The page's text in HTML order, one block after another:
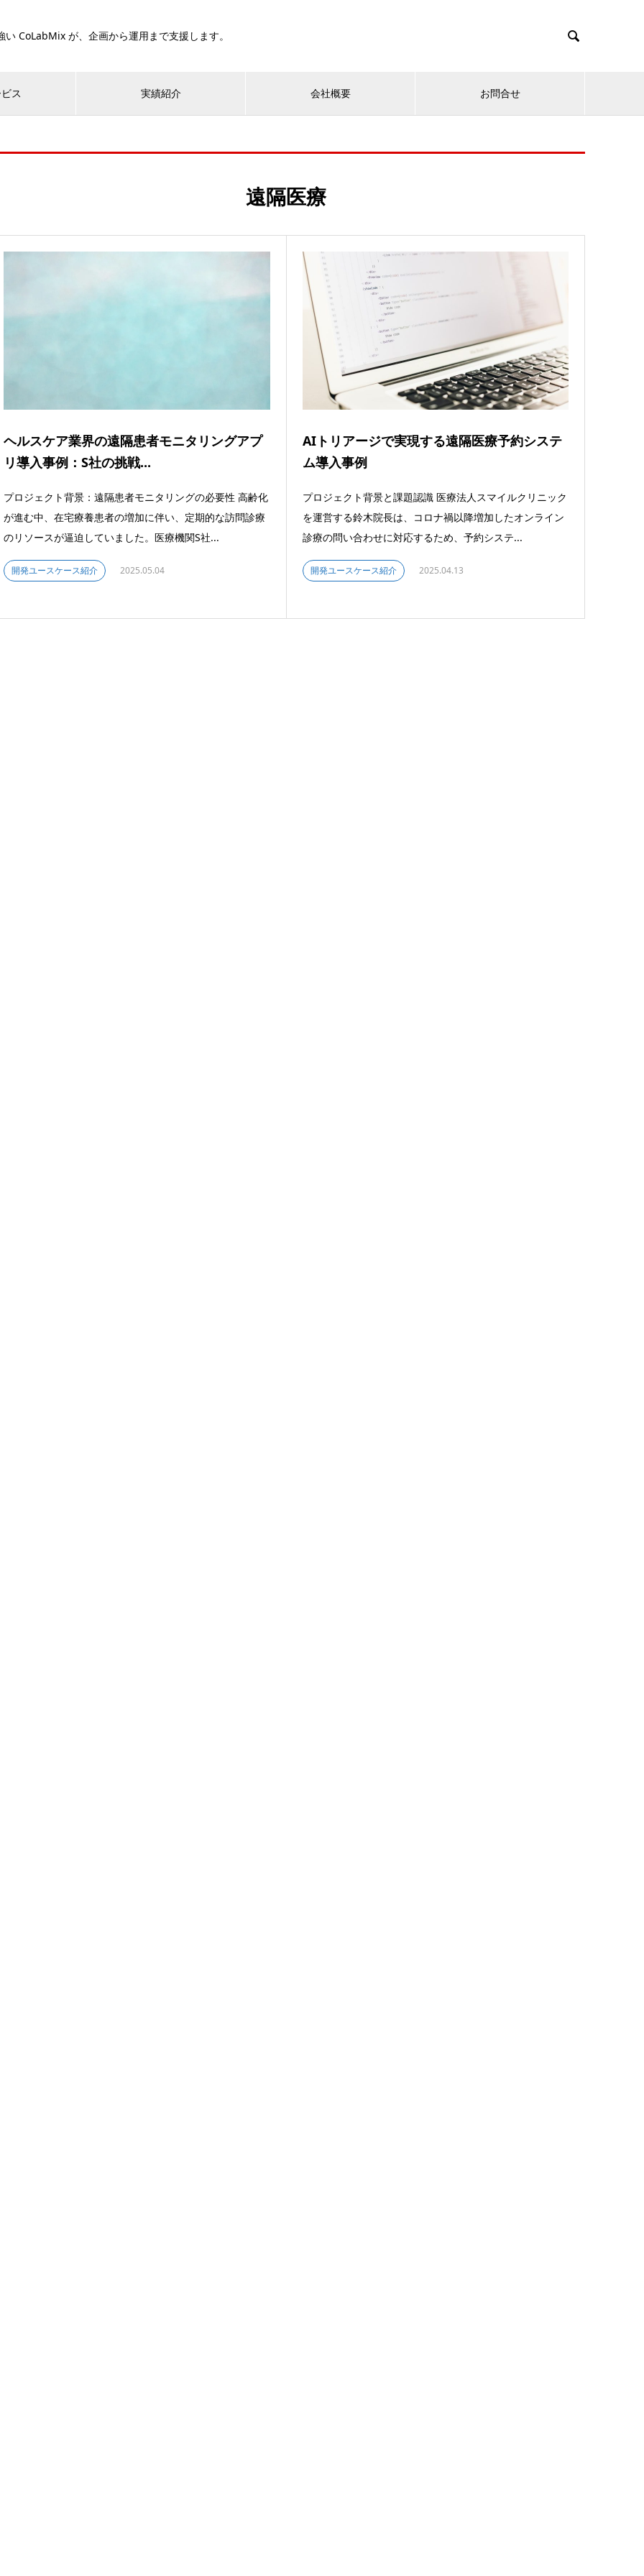
い CoLabMix が、企画から運用まで支援します。 
ス 実績紹介 会社概要 お問合せ
遠隔医療
ヘルスケア業界の遠隔患者モニタリングアプ
リ導入事例：S社の挑戦...
プロジェクト背景：遠隔患者モニタリングの必要性 高齢化
が進む中、在宅療養患者の増加に伴い、定期的な訪問診療
のリソースが逼迫していました。医療機関S社...
開発ユースケース紹介 2025.05.04
AIトリアージで実現する遠隔医療予約システ
ム導入事例
プロジェクト背景と課題認識 医療法人スマイルクリニック
を運営する鈴木院長は、コロナ禍以降増加したオンライン
診療の問い合わせに対応するため、予約システ...
開発ユースケース紹介 2025.04.13